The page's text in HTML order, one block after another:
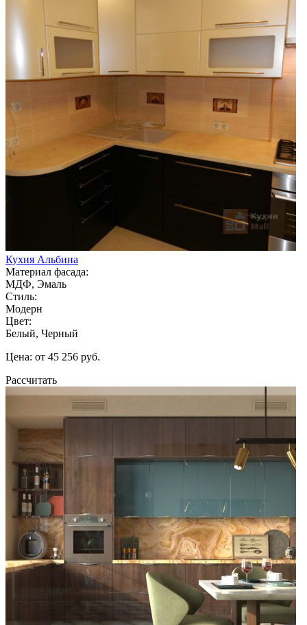
Кухня Альбина
Материал фасада:
МДФ, Эмаль
Стиль:
Модерн
Цвет:
Белый, Черный
Цена: от 45 256 руб.
Рассчитать